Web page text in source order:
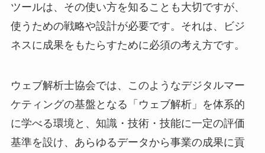
ツールは、その使い方を知ることも大切ですが、
使うための戦略や設計が必要です。それは、ビジ
ネスに成果をもたらすために必須の考え方です。
ウェブ解析士協会では、このようなデジタルマー
ケティングの基盤となる「ウェブ解析」を体系的
に学べる環境と、知識・技術・技能に一定の評価
基準を設け、あらゆるデータから事業の成果に貢